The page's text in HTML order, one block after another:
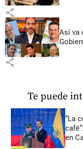
share
Así va
share
Te puede
“La
en